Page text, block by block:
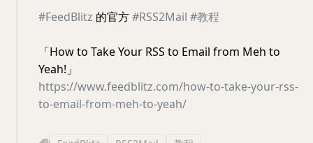
#FeedBlitz 的官方#RSS2Mail #教程
「How to Take Your RSS to Email from Meh to
Yeah!」
https://www.feedblitz.com/how-to-take-your-rss-
to-email-from-meh-to-yeah/